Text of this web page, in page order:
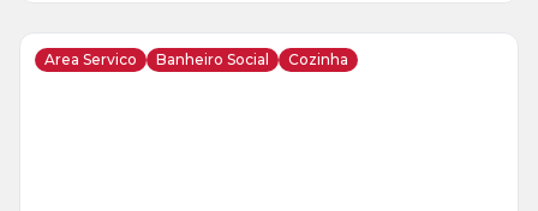
Area Servico Banheiro Social Cozinha